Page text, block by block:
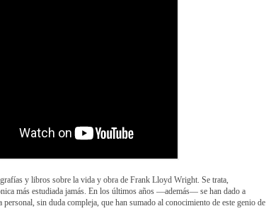
y libros sobre la vida y obra de Frank Lloyd Wright. Se trata,
más estudiada jamás. En los últimos años —además— se han dado a
sin duda compleja, que han sumado al conocimiento de este genio de